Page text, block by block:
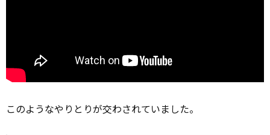
このようなやりとりが交わされていました。